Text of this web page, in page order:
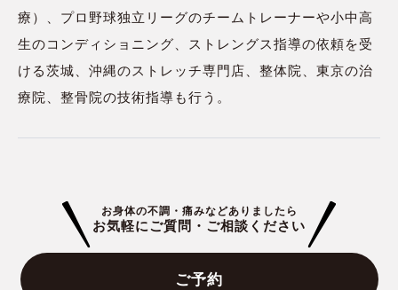
療）、プロ野球独立リーグのチームトレーナーや小中高
生のコンディショニング、ストレングス指導の依頼を受
ける茨城、沖縄のストレッチ専門店、整体院、東京の治
療院、整骨院の技術指導も行う。
お身体の不調・痛みなどありましたら
お気軽にご質問・ご相談ください
ご予約